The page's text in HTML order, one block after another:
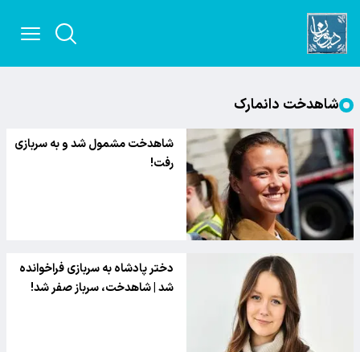
شاهدخت دانمارک
شاهدخت مشمول شد و به سربازی
رفت!
دختر پادشاه به سربازی فراخوانده
شد | شاهدخت، سرباز صفر شد!